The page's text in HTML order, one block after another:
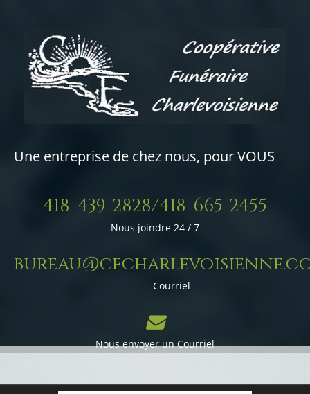
Une entreprise de chez nous, pour VOUS
418-439-2828/418-665-2455
Nous joindre 24 / 7
Courriel
Nous envoyer un Courriel